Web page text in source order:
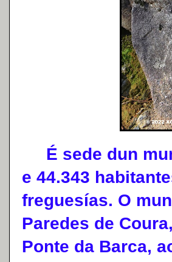
É sede dun
e 44.343
freguesías. O
Paredes de
Ponte da Barca,